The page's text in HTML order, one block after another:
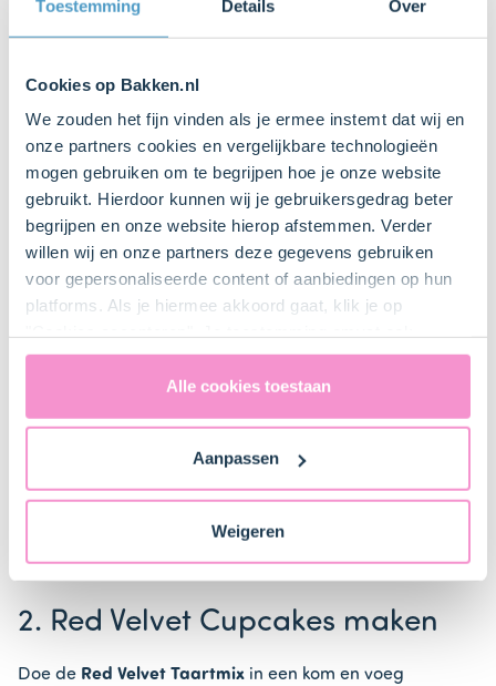
Toestemming Details Over
Cookies op Bakken.nl
We zouden het fijn vinden als je ermee instemt dat wij en
onze partners cookies en vergelijkbare technologieën
mogen gebruiken om te begrijpen hoe je onze website
gebruikt. Hierdoor kunnen wij je gebruikersgedrag beter
begrijpen en onze website hierop afstemmen. Verder
willen wij en onze partners deze gegevens gebruiken
voor gepersonaliseerde content of aanbiedingen op hun
platforms. Als je hiermee akkoord gaat, klik je op
uitdrukkelijk een eventuele gegevensoverdracht naar de
Verenigde Staten in de zin van artikel 49 AVG. Raadpleeg
ons
naar technology providers en partners in de Verenigde
Staten. Je kunt op elk moment van gedachten
Alle cookies toestaan
Aanpassen
Weigeren
Bakplaat
Bestel gemakkelijk en snel je bakproducten
DeLeuksteTaartenshop .
Stappen
1. Voorbereiden
Plaats het rooster iets onder het midden van de oven
en verwarm de oven voor (elektrisch 175°C /
hetelucht 170°C). Plaats de cupcakevormpjes in een
muffinbakblik of op een bakplaat.
2. Red Velvet Cupcakes maken
Doe de Red Velvet Taartmix in een kom en voeg